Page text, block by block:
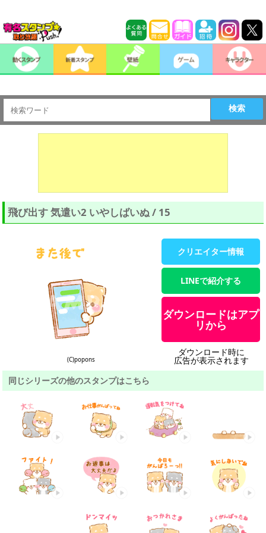
検索
飛び出す 気遣い2 いやしばいぬ / 15
(C)popons
クリエイター情報
LINEで紹介する
ダウンロードはアプ
リから
ダウンロード時に
広告が表示されます
同じシリーズの他のスタンプはこちら